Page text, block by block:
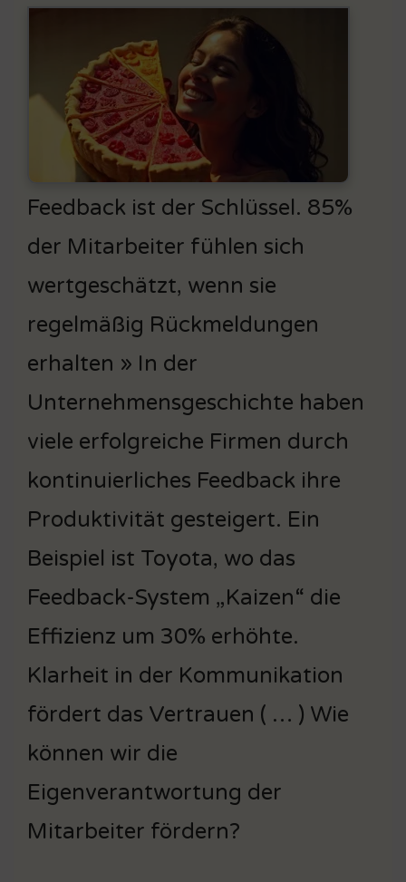
Feedback ist der Schlüssel. 85%
der Mitarbeiter fühlen sich
wertgeschätzt, wenn sie
regelmäßig Rückmeldungen
erhalten » In der
Unternehmensgeschichte haben
viele erfolgreiche Firmen durch
kontinuierliches Feedback ihre
Produktivität gesteigert. Ein
Beispiel ist Toyota, wo das
Feedback-System „Kaizen“ die
Effizienz um 30% erhöhte.
Klarheit in der Kommunikation
fördert das Vertrauen ( … ) Wie
können wir die
Eigenverantwortung der
Mitarbeiter fördern?